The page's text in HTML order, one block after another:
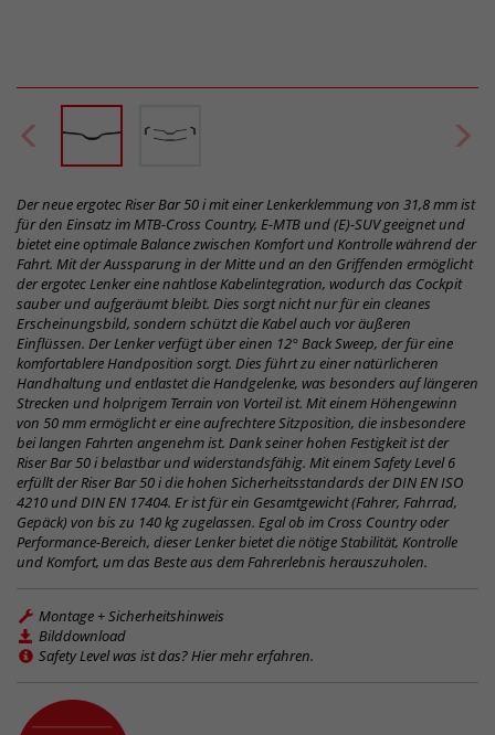
Der neue ergotec Riser Bar 50 i mit einer Lenkerklemmung von 31,8 mm ist
für den Einsatz im MTB-Cross Country, E-MTB und (E)-SUV geeignet und
bietet eine optimale Balance zwischen Komfort und Kontrolle während der
Fahrt. Mit der Aussparung in der Mitte und an den Griffenden ermöglicht
der ergotec Lenker eine nahtlose Kabelintegration, wodurch das Cockpit
sauber und aufgeräumt bleibt. Dies sorgt nicht nur für ein cleanes
Erscheinungsbild, sondern schützt die Kabel auch vor äußeren
Einflüssen. Der Lenker verfügt über einen 12° Back Sweep, der für eine
komfortablere Handposition sorgt. Dies führt zu einer natürlicheren
Handhaltung und entlastet die Handgelenke, was besonders auf längeren
Strecken und holprigem Terrain von Vorteil ist. Mit einem Höhengewinn
von 50 mm ermöglicht er eine aufrechtere Sitzposition, die insbesondere
bei langen Fahrten angenehm ist. Dank seiner hohen Festigkeit ist der
Riser Bar 50 i belastbar und widerstandsfähig. Mit einem Safety Level 6
erfüllt der Riser Bar 50 i die hohen Sicherheitsstandards der DIN EN ISO
4210 und DIN EN 17404. Er ist für ein Gesamtgewicht (Fahrer, Fahrrad,
Gepäck) von bis zu 140 kg zugelassen. Egal ob im Cross Country oder
Performance-Bereich, dieser Lenker bietet die nötige Stabilität, Kontrolle
und Komfort, um das Beste aus dem Fahrerlebnis herauszuholen.
Montage + Sicherheitshinweis
Bilddownload
Safety Level was ist das? Hier mehr erfahren.